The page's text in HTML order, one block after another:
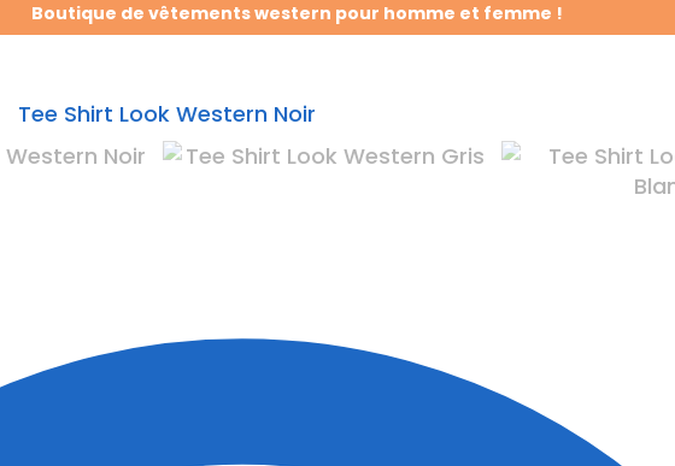
Boutique de vêtements western pour homme et femme !